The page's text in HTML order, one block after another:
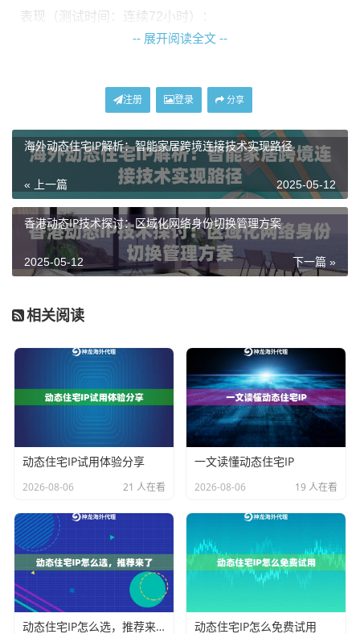
表现（测试时间：连续72小时）：
9.7% 9.2%
IP存活波动值 ±3分钟 ±分钟 ±15分钟
测试过程中，神龙海外代理IP的IP池刷新机制 表现突出。
其动态分配算法能根据当前网络状况自动调整IP有效
期，在高峰时段仍保持稳定的连接速度。特别在测试美
国住宅IP时，请求成功率始终维持在95%以上。
1. IP存活时间忽长忽短（神龙的动态池采用智能时长预
，波动控制在10%以内）
2. 多个IP段被识别为同一来源（神龙采用多机房混合部
署方案）
3. 轮换IP需要手动操作（API接口自动获取功能实测有
效）
4. IPv4/IPv6混用导致异常（支持协议类型筛选）
5. 特定地区IP获取失败（覆盖200+国家地区资源库）
QA时间：动态IP高频问题解答
-- 展开阅读全文 --
注册 登录 分享
海外动态住宅IP解析：智能家居跨境连接技术实现路径
« 上一篇 2025-05-12
香港动态IP技术探讨：区域化网络身份切换管理方案
下一篇 »
2025-05-12
相关阅读
动态住宅IP试用体验分享
2026-08-06 21 人在看
一文读懂动态住宅IP
2026-08-06 19 人在看
动态住宅IP怎么选，推荐来了 动态住宅IP怎么免费试用